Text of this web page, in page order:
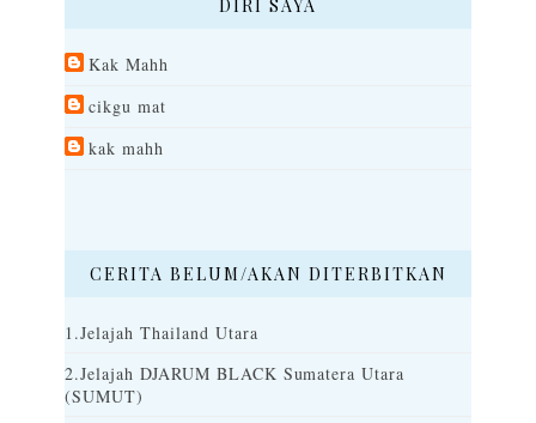
DIRI SAYA
Kak Mahh
cikgu mat
kak mahh
CERITA BELUM/AKAN DITERBITKAN
1.Jelajah Thailand Utara
2.Jelajah DJARUM BLACK Sumatera Utara
(SUMUT)